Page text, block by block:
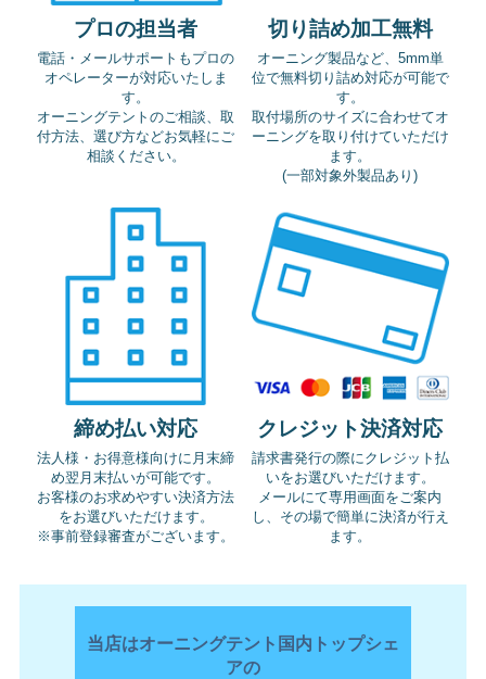
プロの担当者
電話・メールサポートもプロの
オペレーターが対応いたしま
す。
オーニングテントのご相談、取
付方法、選び方などお気軽にご
相談ください。
切り詰め加工無料
オーニング製品など、5mm単
位で無料切り詰め対応が可能で
す。
取付場所のサイズに合わせてオ
ーニングを取り付けていただけ
ます。
(一部対象外製品あり)
締め払い対応
法人様・お得意様向けに 月末締
め翌月末払いが可能です。
お客様のお求めやすい決済方法
をお選びいただけます。
※事前登録審査がございます。
クレジット決済対応
請求書発行の際にクレジット払
いをお選びいただけます。
メールにて専用画面をご案内
し、 その場で簡単に決済が行え
ます。
当店はオーニングテント国内トップシェ
アの